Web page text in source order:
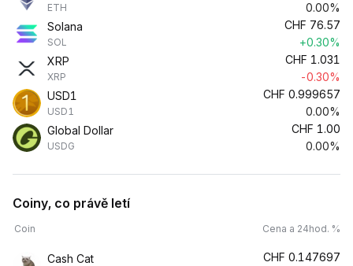
ETH
0.00%
Solana
SOL
CHF 76.57
+0.30%
XRP
XRP
CHF 1.031
-0.30%
USD1
USD1
CHF 0.999657
0.00%
Global Dollar
USDG
CHF 1.00
0.00%
Coiny, co právě letí
Coin Cena a 24hod. %
Cash Cat CHF 0.147697